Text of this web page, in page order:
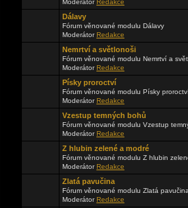
ModerátorRedakce
Dálavy
Fórum věnované modulu Dálavy
ModerátorRedakce
Nemrtví a světlonoši
Fórum věnované modulu Nemrtví a
ModerátorRedakce
Písky proroctví
Fórum věnované modulu Písky
ModerátorRedakce
Vzestup temných bohů
Fórum věnované modulu Vzestup
ModerátorRedakce
Z hlubin zelené a modré
Fórum věnované modulu Z hlubin
ModerátorRedakce
Zlatá pavučina
Fórum věnované modulu Zlatá pavučina
ModerátorRedakce